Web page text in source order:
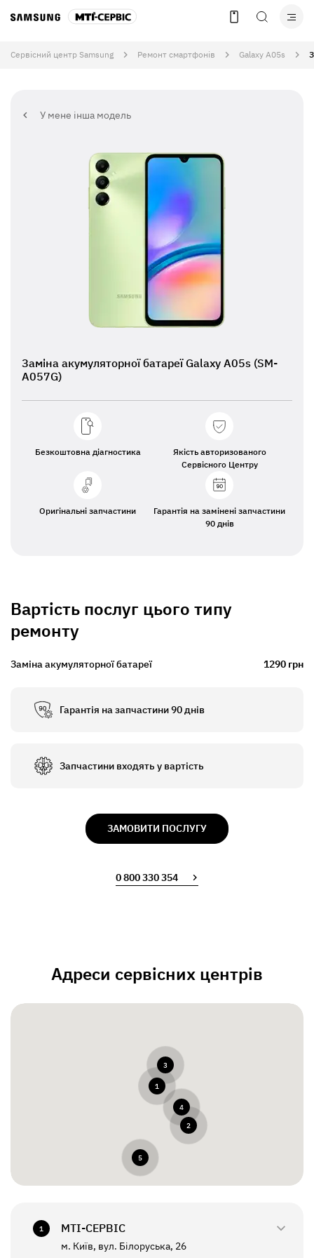
Сервісний центр Samsung Ремонт смартфонів Galaxy A05s
У мене інша модель
Заміна акумуляторної батареї Galaxy A05s (SM-
A057G)
Безкоштовна діагностика
Якість авторизованого
Сервісного Центру
Оригінальні запчастини
Гарантія на замінені запчастини
90 днів
Вартість послуг цього типу
ремонту
Заміна акумуляторної батареї 1290 грн
Гарантія на запчастини 90 днів
Запчастини входять у вартість
ЗАМОВИТИ ПОСЛУГУ
0 800 330 354
Адреси сервісних центрів
1
2
3
4
5
1 МТI-СЕРВІС
м. Київ, вул. Білоруська, 26